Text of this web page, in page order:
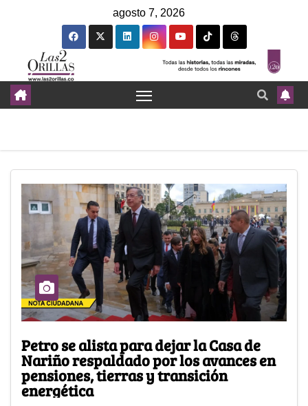
agosto 7, 2026
Petro se alista para dejar la Casa de
Nariño respaldado por los avances en
pensiones, tierras y transición
energética